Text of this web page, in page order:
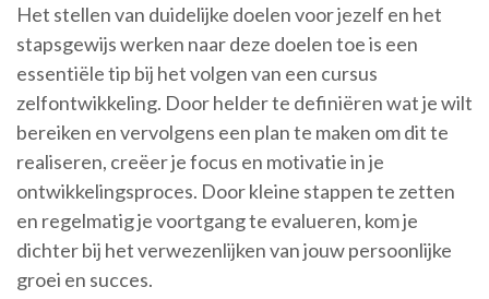
Het stellen van duidelijke doelen voor jezelf en het
stapsgewijs werken naar deze doelen toe is een
essentiële tip bij het volgen van een cursus
zelfontwikkeling. Door helder te definiëren wat je wilt
bereiken en vervolgens een plan te maken om dit te
realiseren, creëer je focus en motivatie in je
ontwikkelingsproces. Door kleine stappen te zetten
en regelmatig je voortgang te evalueren, kom je
dichter bij het verwezenlijken van jouw persoonlijke
groei en succes.